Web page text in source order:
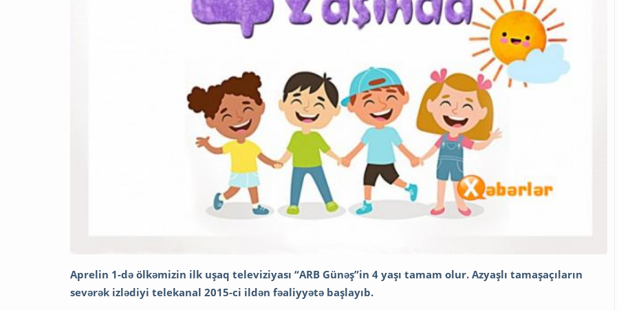
Aprelin 1-də ölkəmizin ilk uşaq televiziyası “ARB Günəş”in 4 yaşı tamam olur. Azyaşlı tamaşaçıların
sevərək izlədiyi telekanal 2015-ci ildən fəaliyyətə başlayıb.